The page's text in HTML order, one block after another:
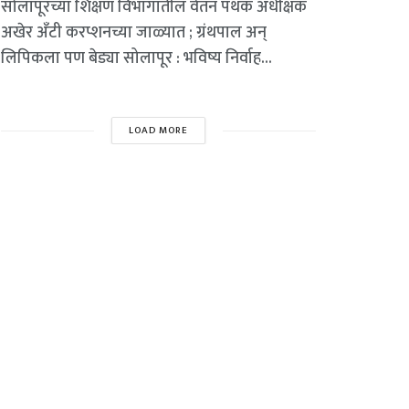
सोलापूरच्या शिक्षण विभागातील वेतन पथक अधीक्षक
अखेर अँटी करप्शनच्या जाळ्यात ; ग्रंथपाल अन्
लिपिकला पण बेड्या सोलापूर : भविष्य निर्वाह...
LOAD MORE